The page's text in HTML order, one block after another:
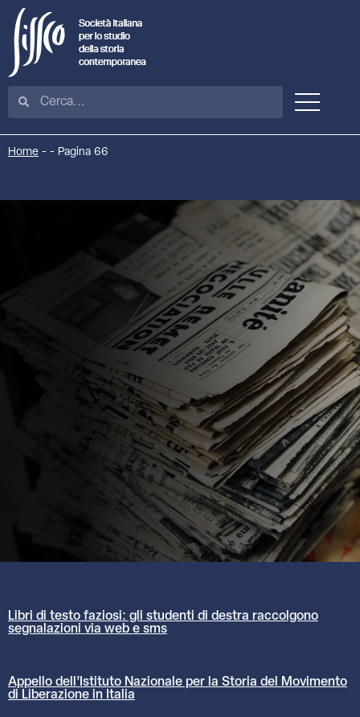
Home - - Pagina 66
Libri di testo faziosi: gli studenti di destra raccolgono
segnalazioni via web e sms
Appello dell’Istituto Nazionale per la Storia del Movimento
di Liberazione in Italia